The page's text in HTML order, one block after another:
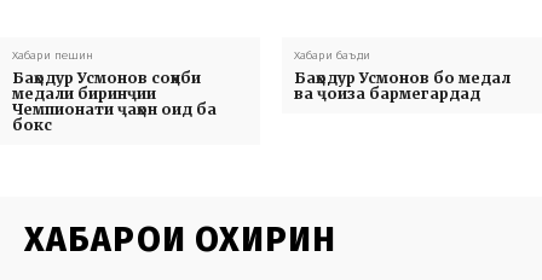
Хабари пешин
Баҳодур Усмонов соҳиби
медали биринҷии
Чемпионати ҷаҳон оид ба
бокс
Хабари баъди
Баҳодур Усмонов бо медал
ва ҷоиза бармегардад
ХАБАРҲОИ ОХИРИН